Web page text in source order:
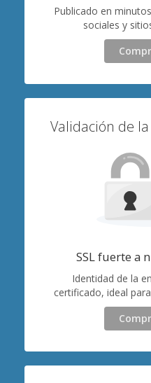
Publicado en
sociales y
Validación de
SSL fuerte a
Identidad de la
certificado, ideal